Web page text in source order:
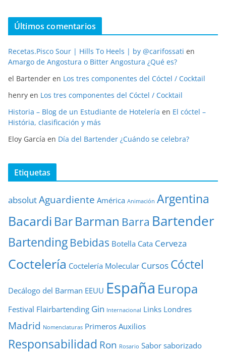
Últimos comentarios
Recetas.Pisco Sour | Hills To Heels | by @carifossati en
Amargo de Angostura o Bitter Angostura ¿Qué es?
el Bartender en Los tres componentes del Cóctel / Cocktail
henry en Los tres componentes del Cóctel / Cocktail
Historia – Blog de un Estudiante de Hotelería en El cóctel –
História, clasificación y más
Eloy García en Día del Bartender ¿Cuándo se celebra?
Etiquetas
absolutAguardiente América Animación Argentina
Bacardi BarBarman Barra Bartender
Bartending Bebidas Botella Cata Cerveza
Coctelería Coctelería Molecular Cursos Cóctel
Decálogo del Barman EEUU España Europa
Festival Flairbartending Gin Internacional Links Londres
Madrid Nomenclaturas Primeros Auxilios
Responsabilidad Ron Rosario Sabor saborizado